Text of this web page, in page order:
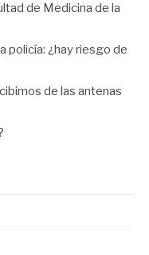
de Medicina de la
policía: ¿hay riesgo de
de las antenas